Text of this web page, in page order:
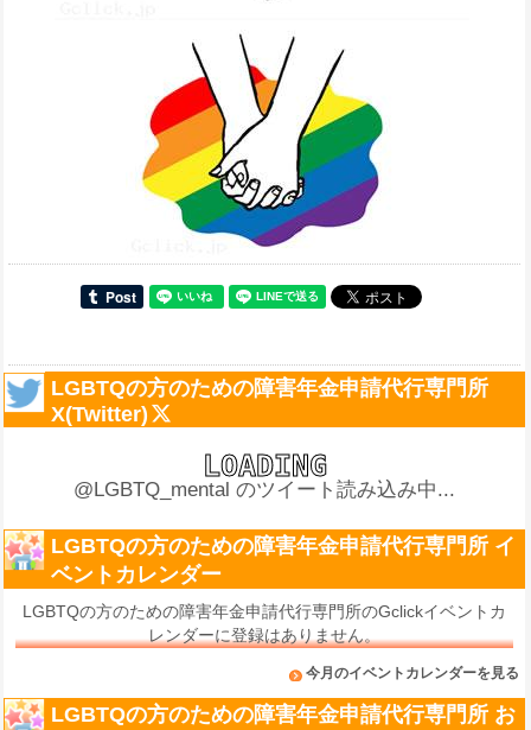
LGBTQの方のための障害年金申請代行専門所
X(Twitter)
@LGBTQ_mental のツイート読み込み中...
LGBTQの方のための障害年金申請代行専門所 イ
ベントカレンダー
LGBTQの方のための障害年金申請代行専門所のGclickイベントカ
レンダーに登録はありません。
今月のイベントカレンダーを見る
LGBTQの方のための障害年金申請代行専門所 お